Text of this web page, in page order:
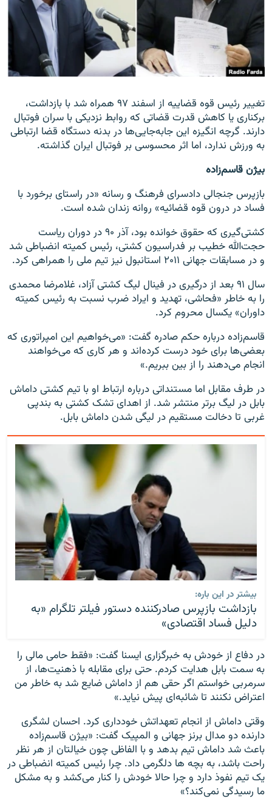
زبان‌های دیگر
تغییر رئیس قوه قضاییه از اسفند ۹۷ همراه شد با بازداشت‌،
برکناری یا کاهش قدرت‌ قضاتی که روابط نزدیکی با سران فوتبال
دارند. گرچه انگیزه این جابه‌جایی‌ها در بدنه دستگاه قضا ارتباطی
به ورزش ندارد، اما اثر محسوسی بر فوتبال ایران گذاشته.
بیژن قاسم‌زاده
بازپرس جنجالی دادسرای فرهنگ و رسانه «در راستای برخورد با
فساد در درون قوه قضائیه» روانه زندان شده است.
کشتی‌گیری که حقوق خوانده بود، آذر ۹۰ در دوران ریاست
حجت‌الله خطیب بر فدراسیون کشتی، رئیس کمیته انضباطی شد
و در مسابقات جهانی ۲۰۱۱ استانبول نیز تیم ملی را همراهی کرد.
سال ۹۱ بعد از درگیری در فینال لیگ کشتی آزاد، غلامرضا محمدی
را به خاطر «فحاشی، تهدید و ایراد ضرب نسبت به رئیس کمیته
داوران» یکسال محروم کرد.
قاسم‌زاده درباره حکم صادره گفت: «می‌خواهیم این امپراتوری که
بعضی‌ها برای خود درست کرده‌اند و هر کاری که می‌خواهند
انجام می‌دهند را از بین ببریم.»
در طرف مقابل اما مستنداتی درباره ارتباط او با تیم کشتی داماش
بابل در لیگ برتر منتشر شد. از اهدای تشک کشتی به بندپی
غربی تا دخالت مستقیم در لیگی شدن داماش بابل.
بیشتر در این باره:
بازداشت بازپرس صادرکننده دستور فیلتر تلگرام «به
دلیل فساد اقتصادی»
در دفاع از خودش به خبرگزاری ایسنا گفت: «فقط حامی مالی را
به سمت بابل هدایت کردم. حتی برای مقابله با ذهنیت‌ها، از
سرمربی خواستم اگر حقی هم از داماش ضایع شد به خاطر من
اعتراض نکنند تا شائبه‌ای پیش نیاید.»
وقتی داماش از انجام تعهداتش خودداری کرد. احسان لشگری
دارنده دو مدال برنز جهانی و المپیک گفت: «بیژن قاسم‌زاده
باعث شد داماش تیم بدهد و با الفاظی چون خیالتان از هر نظر
راحت باشد، به بچه ها دلگرمی داد. چرا رئیس کمیته انضباطی در
یک تیم نفوذ دارد و چرا حالا خودش را کنار می‌کشد و به مشکل
ما رسیدگی نمی‌کند؟»